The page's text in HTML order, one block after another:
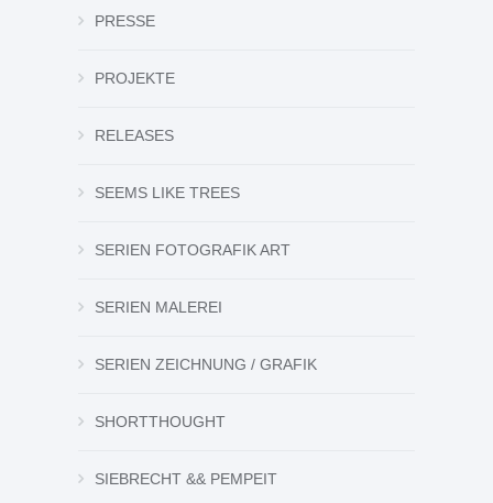
PRESSE
PROJEKTE
RELEASES
SEEMS LIKE TREES
SERIEN FOTOGRAFIK ART
SERIEN MALEREI
SERIEN ZEICHNUNG / GRAFIK
SHORTTHOUGHT
SIEBRECHT && PEMPEIT